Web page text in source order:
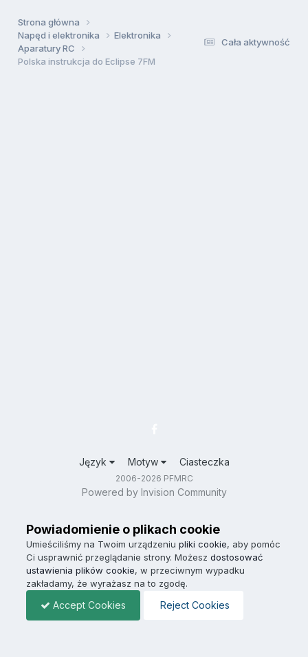
Cała aktywność
Strona główna
Napęd i elektronika
Elektronika
Aparatury RC
Polska instrukcja do Eclipse 7FM
Język Motyw Ciasteczka
2006-2026 PFMRC
Powered by Invision Community
Powiadomienie o plikach cookie
Umieściliśmy na Twoim urządzeniu pliki cookie, aby pomóc
Ci usprawnić przeglądanie strony. Możesz dostosować
ustawienia plików cookie, w przeciwnym wypadku
zakładamy, że wyrażasz na to zgodę.
Accept Cookies Reject Cookies